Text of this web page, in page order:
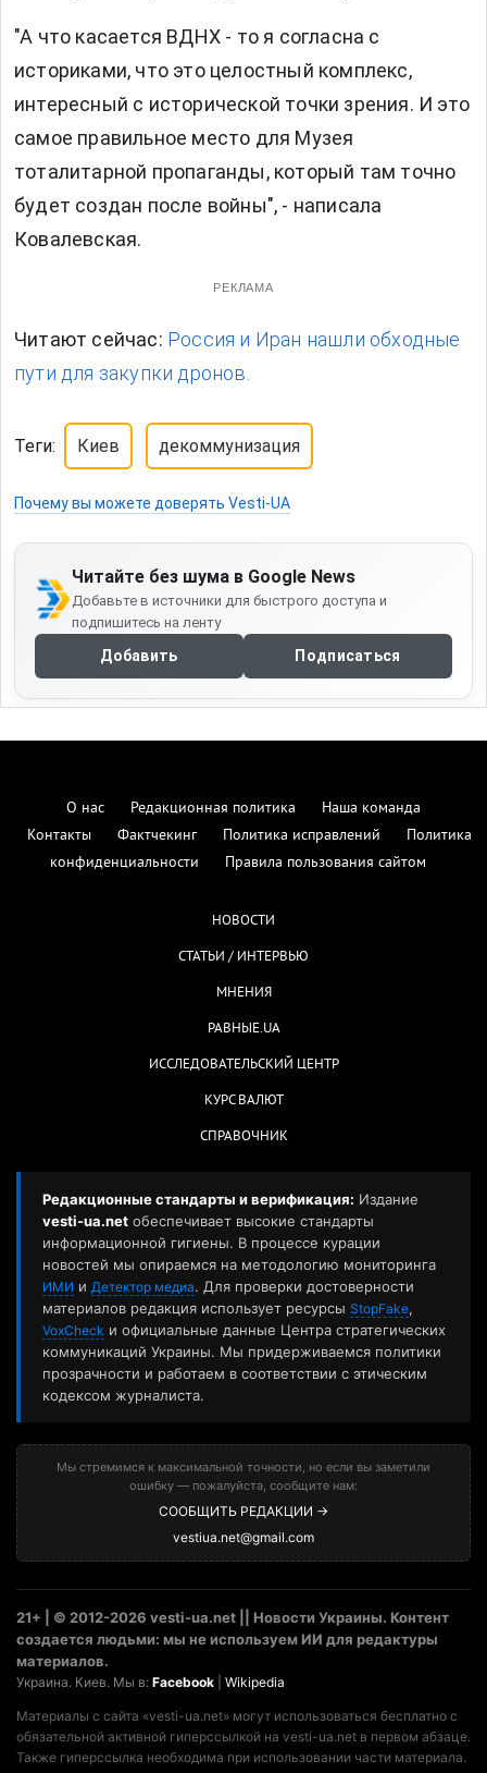
"А что касается ВДНХ - то я согласна с
историками, что это целостный комплекс,
интересный с исторической точки зрения. И это
самое правильное место для Музея
тоталитарной пропаганды, который там точно
будет создан после войны", - написала
Ковалевская.
РЕКЛАМА
Читают сейчас: Россия и Иран нашли обходные
пути для закупки дронов.
Теги: Киев декоммунизация
Почему вы можете доверять Vesti-UA
Читайте без шума в Google News
Добавьте в источники для быстрого доступа и
подпишитесь на ленту
Добавить Подписаться
О нас Редакционная политика
Наша команда
Контакты
Фактчекинг Политика исправлений
Политика
конфиденциальности
Правила пользования сайтом
НОВОСТИ
СТАТЬИ / ИНТЕРВЬЮ
МНЕНИЯ
РАВНЫЕ.UA
ИССЛЕДОВАТЕЛЬСКИЙ ЦЕНТР
КУРС ВАЛЮТ
СПРАВОЧНИК
Редакционные стандарты и верификация: Издание
vesti-ua.net обеспечивает высокие стандарты
информационной гигиены. В процессе курации
новостей мы опираемся на методологию мониторинга
ИМИ и Детектор медиа. Для проверки достоверности
материалов редакция использует ресурсы StopFake,
VoxCheck и официальные данные Центра стратегических
коммуникаций Украины. Мы придерживаемся политики
прозрачности и работаем в соответствии с этическим
кодексом журналиста.
Мы стремимся к максимальной точности, но если вы заметили
ошибку — пожалуйста, сообщите нам:
СООБЩИТЬ РЕДАКЦИИ →
vestiua.net@gmail.com
21+ | © 2012-2026 vesti-ua.net || Новости Украины. Контент
создается людьми: мы не используем ИИ для редактуры
материалов.
Украина. Киев. Мы в: Facebook Wikipedia
Материалы с сайта «vesti-ua.net» могут использоваться бесплатно с
обязательной активной гиперссылкой на vesti-ua.net в первом абзаце.
Также гиперссылка необходима при использовании части материала.